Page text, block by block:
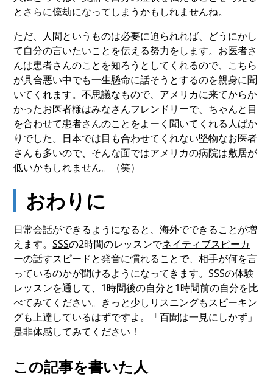
とさらに億劫になってしまうかもしれませんね。
ただ、人間というものは必要に迫られれば、どうにかし
て自分の言いたいことを伝える努力をします。お医者さ
んは患者さんのことを知ろうとしてくれるので、こちら
が具合悪い中でも一生懸命に話そうとするのを親身に聞
いてくれます。不思議なもので、アメリカに来てからか
かったお医者様はみなさんフレンドリーで、ちゃんと目
を合わせて患者さんのことをよーく聞いてくれる人ばか
りでした。日本では目も合わせてくれない堅物なお医者
さんも多いので、そんな面ではアメリカの病院は敷居が
低いかもしれません。（笑）
おわりに
日常会話ができるようになると、海外でできることが増
えます。SSSの2時間のレッスンでネイティブスピーカ
ーの話すスピードと発音に慣れることで、相手が何を言
っているのかが聞けるようになってきます。SSSの体験
レッスンを通して、1時間後の自分と1時間前の自分を比
べてみてください。きっと少しリスニングもスピーキン
グも上達しているはずですよ。「百聞は一見にしかず」
是非体感してみてください！
この記事を書いた人